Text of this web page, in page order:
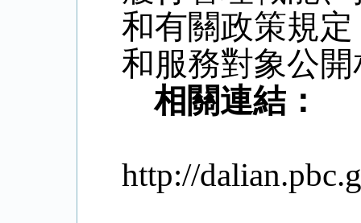
和有關政策規
和服務對象公
相關連結：
http://